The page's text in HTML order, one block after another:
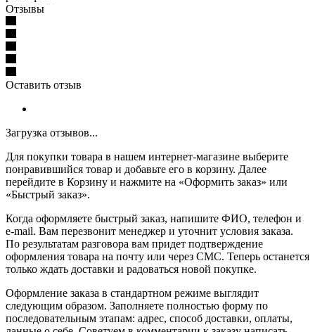
Отзывы
Оставить отзыв
Загрузка отзывов...
Для покупки товара в нашем интернет-магазине выберите
понравившийся товар и добавьте его в корзину. Далее
перейдите в Корзину и нажмите на «Оформить заказ» или
«Быстрый заказ».
Когда оформляете быстрый заказ, напишите ФИО, телефон и
e-mail. Вам перезвонит менеджер и уточнит условия заказа.
По результатам разговора вам придет подтверждение
оформления товара на почту или через СМС. Теперь останется
только ждать доставки и радоваться новой покупке.
Оформление заказа в стандартном режиме выглядит
следующим образом. Заполняете полностью форму по
последовательным этапам: адрес, способ доставки, оплаты,